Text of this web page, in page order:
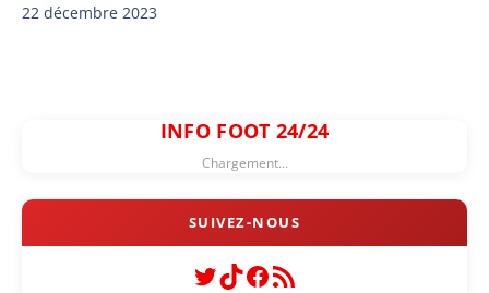
22 décembre 2023
INFO FOOT 24/24
Chargement...
Twitter
TikTok
Facebook
Flux RSS